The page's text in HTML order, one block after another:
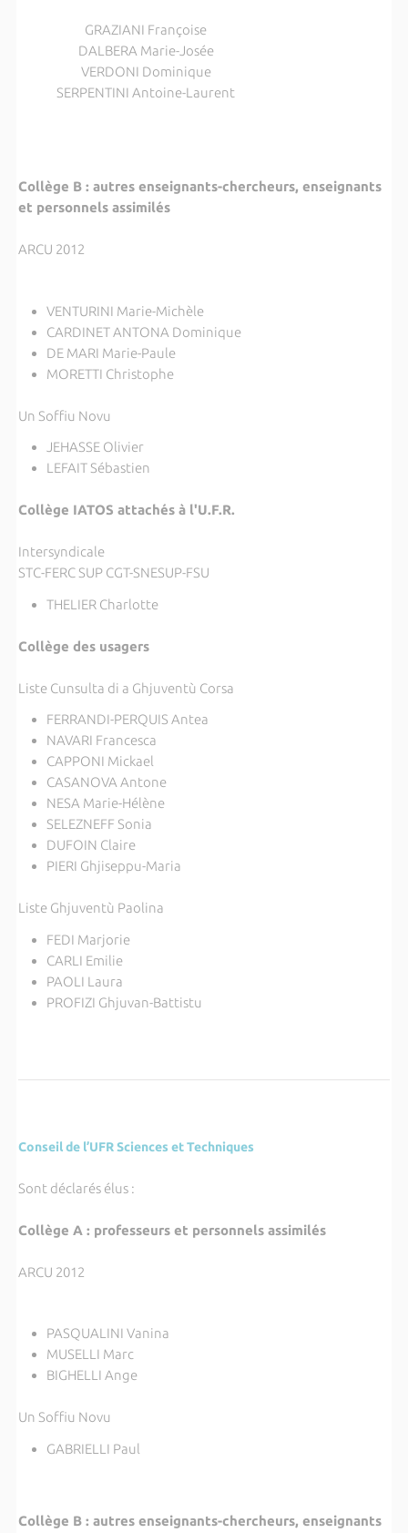
GRAZIANI Françoise
DALBERA Marie-Josée
VERDONI Dominique
SERPENTINI Antoine-Laurent
Collège B : autres enseignants-chercheurs, enseignants
et personnels assimilés
ARCU 2012
VENTURINI Marie-Michèle
CARDINET ANTONA Dominique
DE MARI Marie-Paule
MORETTI Christophe
Un Soffiu Novu
JEHASSE Olivier
LEFAIT Sébastien
Collège IATOS attachés à l'U.F.R.
Intersyndicale
STC-FERC SUP CGT-SNESUP-FSU
THELIER Charlotte
Collège des usagers
Liste Cunsulta di a Ghjuventù Corsa
FERRANDI-PERQUIS Antea
NAVARI Francesca
CAPPONI Mickael
CASANOVA Antone
NESA Marie-Hélène
SELEZNEFF Sonia
DUFOIN Claire
PIERI Ghjiseppu-Maria
Liste Ghjuventù Paolina
FEDI Marjorie
CARLI Emilie
PAOLI Laura
PROFIZI Ghjuvan-Battistu
Conseil de l’UFR Sciences et Techniques
Sont déclarés élus :
Collège A : professeurs et personnels assimilés
ARCU 2012
PASQUALINI Vanina
MUSELLI Marc
BIGHELLI Ange
Un Soffiu Novu
GABRIELLI Paul
Collège B : autres enseignants-chercheurs, enseignants